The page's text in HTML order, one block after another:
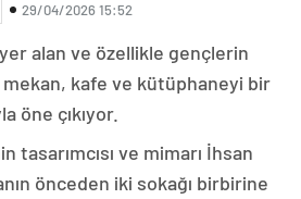
29/04/2026 15:52
alan ve özellikle gençlerin
kafe ve kütüphaneyi bir
öne çıkıyor.
tasarımcısı ve mimarı İhsan
önceden iki sokağı birbirine